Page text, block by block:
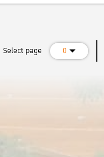
เลิศกุลวัฒน์
Select page 0